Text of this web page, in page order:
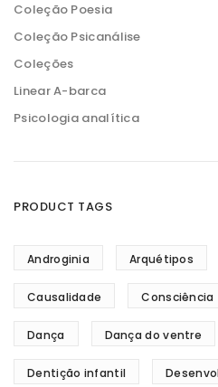
Coleção Poesia
Coleção Psicanálise
Coleções
Linear A-barca
Psicologia analítica
PRODUCT TAGS
Androginia Arquétipos
Causalidade Consciência
Dança Dança do ventre
Dentição infantil